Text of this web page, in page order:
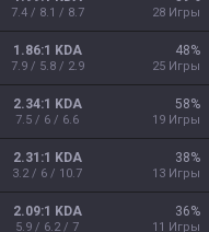
7.4 / 8.1 / 8.7 28 Игры
1.86:1 KDA
7.9 / 5.8 / 2.9
48%
25 Игры
2.34:1 KDA
7.5 / 6 / 6.6
58%
19 Игры
2.31:1 KDA
3.2 / 6 / 10.7
38%
13 Игры
2.09:1 KDA
5.9 / 6.2 / 7
36%
11 Игры